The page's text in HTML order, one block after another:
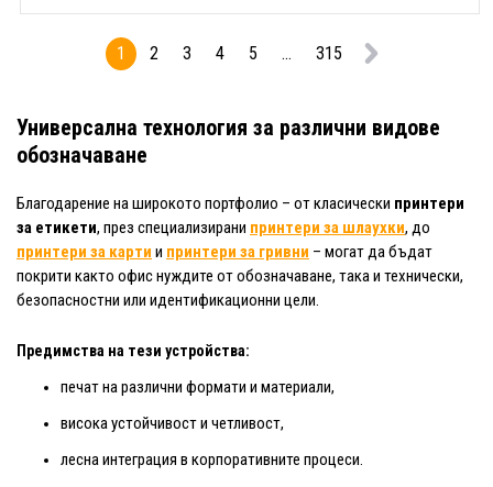
1 2 3 4 5 ... 315
Универсална технология за различни видове
обозначаване
Благодарение на широкото портфолио – от класически принтери
за етикети, през специализирани принтери за шлаухки, до
принтери за карти и принтери за гривни – могат да бъдат
покрити както офис нуждите от обозначаване, така и технически,
безопасностни или идентификационни цели.
Предимства на тези устройства:
печат на различни формати и материали,
висока устойчивост и четливост,
лесна интеграция в корпоративните процеси.